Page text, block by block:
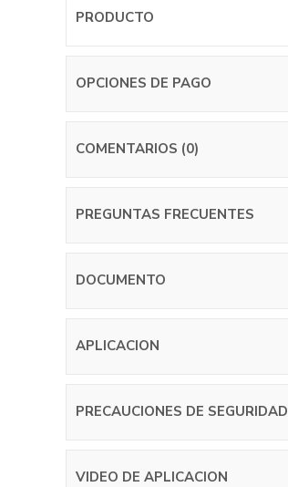
PRODUCTO
OPCIONES DE PAGO
COMENTARIOS (0)
PREGUNTAS FRECUENTES
DOCUMENTO
APLICACION
PRECAUCIONES DE SEGURIDAD
VIDEO DE APLICACION